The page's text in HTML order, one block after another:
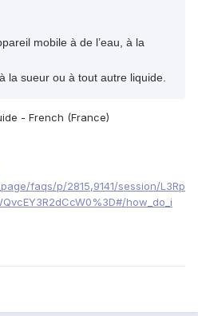
mobile à de l’eau, à la
la sueur ou à tout autre liquide.
- French (France)
faqs/p/2815,9141/session/L3Rp
how_do_i